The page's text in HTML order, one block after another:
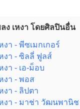
ลง เหงา โดยศิลปินอื่น
งา - พีซเมกเกอร์
งา - ซิลลี่ ฟูลส์
งา - เอ-ม็อบ
งา - พอส
งา - ลิปตา
งา - มาช่า วัฒนพานิช